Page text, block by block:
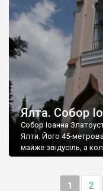
Ялта. Собор
Собор Іоанна
Ялти. Його 45-метрова
майже звідусіль, а
1 2